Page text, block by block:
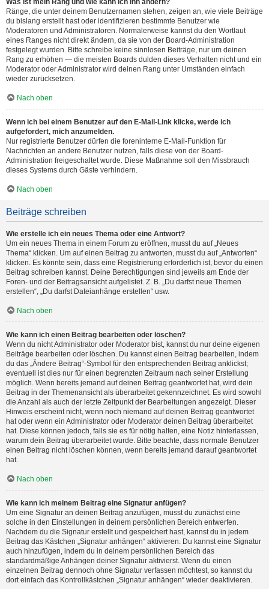
Was ist mein Rang und wie kann ich ihn ändern?
Ränge, die unter deinem Benutzernamen stehen, zeigen an, wie viele Beiträge
du bislang erstellt hast oder identifizieren bestimmte Benutzer wie
Moderatoren und Administratoren. Normalerweise kannst du den Wortlaut
eines Ranges nicht direkt ändern, da sie von der Board-Administration
festgelegt wurden. Bitte schreibe keine sinnlosen Beiträge, nur um deinen
Rang zu erhöhen — die meisten Boards dulden dieses Verhalten nicht und ein
Moderator oder Administrator wird deinen Rang unter Umständen einfach
wieder zurücksetzen.
Nach oben
Wenn ich bei einem Benutzer auf den E-Mail-Link klicke, werde ich
aufgefordert, mich anzumelden.
Nur registrierte Benutzer dürfen die foreninterne E-Mail-Funktion für
Nachrichten an andere Benutzer nutzen, falls diese von der Board-
Administration freigeschaltet wurde. Diese Maßnahme soll den Missbrauch
dieses Systems durch Gäste verhindern.
Nach oben
Beiträge schreiben
Wie erstelle ich ein neues Thema oder eine Antwort?
Um ein neues Thema in einem Forum zu eröffnen, musst du auf „Neues
Thema“ klicken. Um auf einen Beitrag zu antworten, musst du auf „Antworten“
klicken. Es könnte sein, dass eine Registrierung erforderlich ist, bevor du einen
Beitrag schreiben kannst. Deine Berechtigungen sind jeweils am Ende der
Foren- und der Beitragsansicht aufgelistet. Z. B. „Du darfst neue Themen
erstellen“, „Du darfst Dateianhänge erstellen“ usw.
Nach oben
Wie kann ich einen Beitrag bearbeiten oder löschen?
Wenn du nicht Administrator oder Moderator bist, kannst du nur deine eigenen
Beiträge bearbeiten oder löschen. Du kannst einen Beitrag bearbeiten, indem
du das „Ändere Beitrag“-Symbol für den entsprechenden Beitrag anklickst;
eventuell ist dies nur für einen begrenzten Zeitraum nach seiner Erstellung
möglich. Wenn bereits jemand auf deinen Beitrag geantwortet hat, wird dein
Beitrag in der Themenansicht als überarbeitet gekennzeichnet. Es wird sowohl
die Anzahl als auch der letzte Zeitpunkt der Bearbeitungen angezeigt. Dieser
Hinweis erscheint nicht, wenn noch niemand auf deinen Beitrag geantwortet
hat oder wenn ein Administrator oder Moderator deinen Beitrag überarbeitet
hat. Diese können jedoch, falls sie es für nötig halten, eine Notiz hinterlassen,
warum dein Beitrag überarbeitet wurde. Bitte beachte, dass normale Benutzer
einen Beitrag nicht löschen können, wenn bereits jemand darauf geantwortet
hat.
Nach oben
Wie kann ich meinem Beitrag eine Signatur anfügen?
Um eine Signatur an deinen Beitrag anzufügen, musst du zunächst eine
solche in den Einstellungen in deinem persönlichen Bereich entwerfen.
Nachdem du die Signatur erstellt und gespeichert hast, kannst du in jedem
Beitrag das Kästchen „Signatur anhängen“ aktivieren. Du kannst eine Signatur
auch hinzufügen, indem du in deinem persönlichen Bereich das
standardmäßige Anhängen deiner Signatur aktivierst. Wenn du einen
einzelnen Beitrag dennoch ohne Signatur verfassen möchtest, so kannst du
dort einfach das Kontrollkästchen „Signatur anhängen“ wieder deaktivieren.